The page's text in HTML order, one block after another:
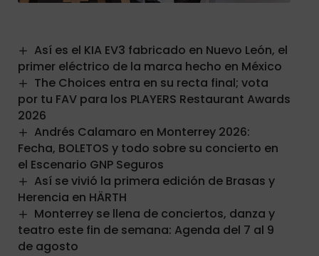
Así es el KIA EV3 fabricado en Nuevo León, el
primer eléctrico de la marca hecho en México
The Choices entra en su recta final; vota
por tu FAV para los PLAYERS Restaurant Awards
2026
Andrés Calamaro en Monterrey 2026:
Fecha, BOLETOS y todo sobre su concierto en
el Escenario GNP Seguros
Así se vivió la primera edición de Brasas y
Herencia en HÄRTH
Monterrey se llena de conciertos, danza y
teatro este fin de semana: Agenda del 7 al 9
de agosto